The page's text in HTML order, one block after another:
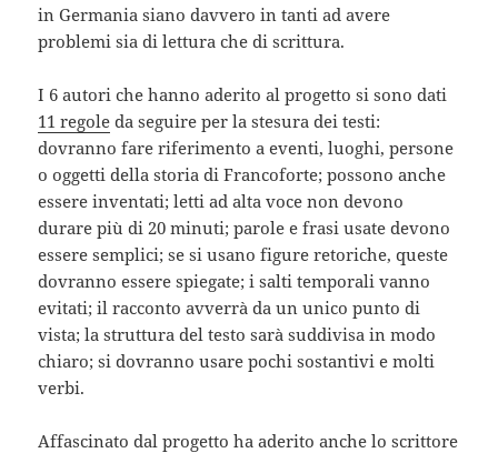
in Germania siano davvero in tanti ad avere
problemi sia di lettura che di scrittura.
I 6 autori che hanno aderito al progetto si sono dati
11 regole da seguire per la stesura dei testi:
dovranno fare riferimento a eventi, luoghi, persone
o oggetti della storia di Francoforte; possono anche
essere inventati; letti ad alta voce non devono
durare più di 20 minuti; parole e frasi usate devono
essere semplici; se si usano figure retoriche, queste
dovranno essere spiegate; i salti temporali vanno
evitati; il racconto avverrà da un unico punto di
vista; la struttura del testo sarà suddivisa in modo
chiaro; si dovranno usare pochi sostantivi e molti
verbi.
Affascinato dal progetto ha aderito anche lo scrittore